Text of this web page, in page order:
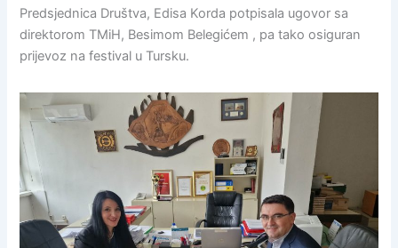
Predsjednica Društva, Edisa Korda potpisala ugovor sa
direktorom TMiH, Besimom Belegićem , pa tako osiguran
prijevoz na festival u Tursku.